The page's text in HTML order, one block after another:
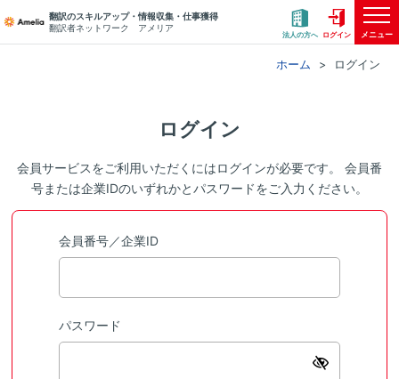
翻訳のスキルアップ・情報収集・仕事獲得
翻訳者ネットワーク アメリア
法人の方へ ログイン メニュー
ホーム ログイン
ログイン
会員サービスをご利用いただくにはログインが必要です。 会員番
号または企業IDのいずれかとパスワードをご入力ください。
会員番号／企業ID
パスワード